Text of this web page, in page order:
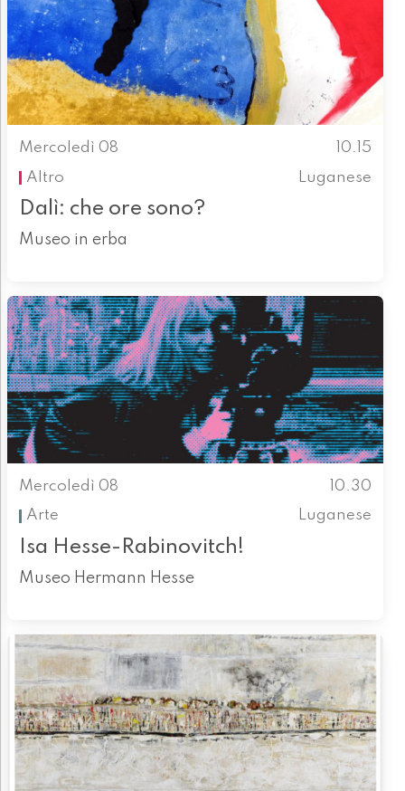
Mercoledì 08
10.15
Altro
Luganese
Dalì: che ore sono?
Museo in erba
Mercoledì 08
10.30
Arte
Luganese
Isa Hesse-Rabinovitch!
Museo Hermann Hesse